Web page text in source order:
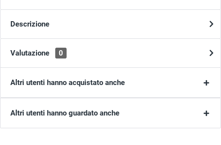
Descrizione
Valutazione 0
Altri utenti hanno acquistato anche
Altri utenti hanno guardato anche